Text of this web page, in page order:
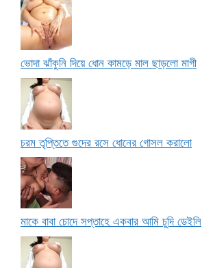
ভোদা ঝাঁকুনি দিয়ে ধোন কামড়ে মাল ছাড়লো মাগী
চরম তৃপ্তিতে গুদের রসে ধোনের গোসল করালো
মাকে বাবা চোদে সপ্তাহে একবার আমি চুদি ডেইলি